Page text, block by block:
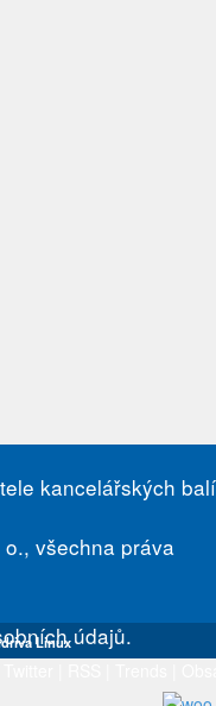
kancelářských
všechna práva
údajů.
Linux